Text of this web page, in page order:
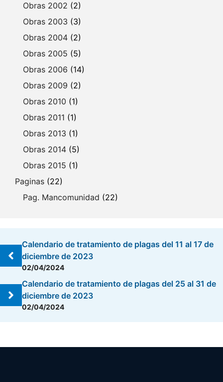
Obras 2002 (2)
Obras 2003 (3)
Obras 2004 (2)
Obras 2005 (5)
Obras 2006 (14)
Obras 2009 (2)
Obras 2010 (1)
Obras 2011 (1)
Obras 2013 (1)
Obras 2014 (5)
Obras 2015 (1)
Paginas (22)
Pag. Mancomunidad (22)
Calendario de tratamiento de plagas del 11 al 17 de
diciembre de 2023
02/04/2024
Calendario de tratamiento de plagas del 25 al 31 de
diciembre de 2023
02/04/2024